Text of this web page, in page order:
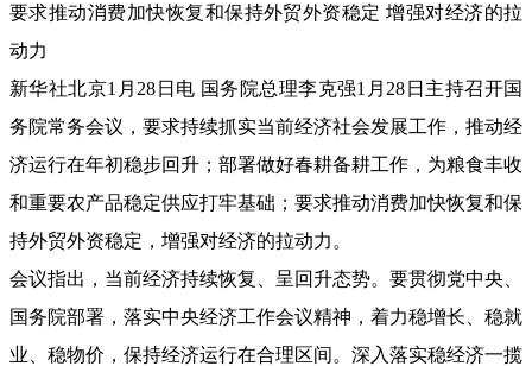
要求推动消费加快恢复和保持外贸外资稳定 增强对经济的拉
动力
新华社北京1月28日电 国务院总理李克强1月28日主持召开国
务院常务会议，要求持续抓实当前经济社会发展工作，推动经
济运行在年初稳步回升；部署做好春耕备耕工作，为粮食丰收
和重要农产品稳定供应打牢基础；要求推动消费加快恢复和保
持外贸外资稳定，增强对经济的拉动力。
会议指出，当前经济持续恢复、呈回升态势。要贯彻党中央、
国务院部署，落实中央经济工作会议精神，着力稳增长、稳就
业、稳物价，保持经济运行在合理区间。深入落实稳经济一揽